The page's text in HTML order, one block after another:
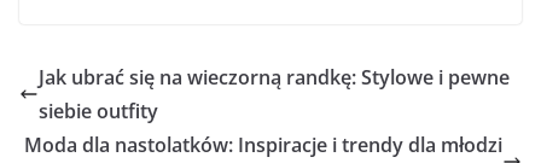
Jak ubrać się na wieczorną randkę: Stylowe i pewne
siebie outfity
Moda dla nastolatków: Inspiracje i trendy dla młodzi